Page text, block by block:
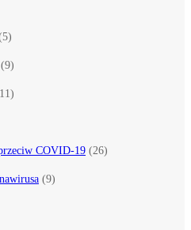
(9)
COVID-19 (26)
(9)